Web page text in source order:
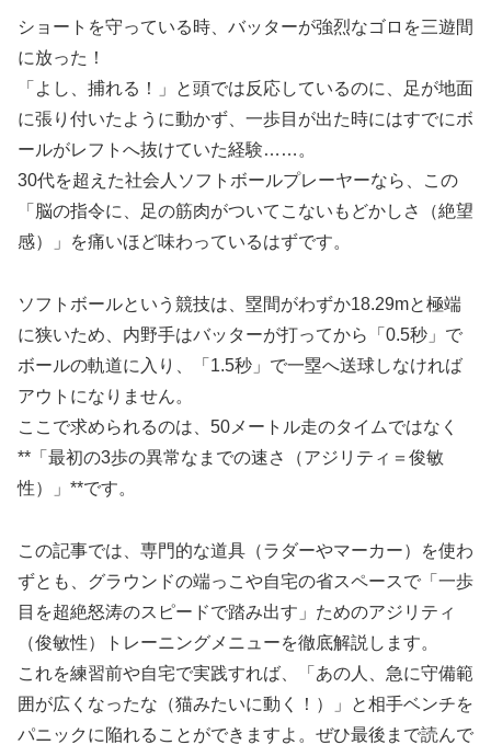
ショートを守っている時、バッターが強烈なゴロを三遊間
に放った！
「よし、捕れる！」と頭では反応しているのに、足が地面
に張り付いたように動かず、一歩目が出た時にはすでにボ
ールがレフトへ抜けていた経験……。
30代を超えた社会人ソフトボールプレーヤーなら、この
「脳の指令に、足の筋肉がついてこないもどかしさ（絶望
感）」を痛いほど味わっているはずです。
ソフトボールという競技は、塁間がわずか18.29mと極端
に狭いため、内野手はバッターが打ってから「0.5秒」で
ボールの軌道に入り、「1.5秒」で一塁へ送球しなければ
アウトになりません。
ここで求められるのは、50メートル走のタイムではなく
**「最初の3歩の異常なまでの速さ（アジリティ＝俊敏
性）」**です。
この記事では、専門的な道具（ラダーやマーカー）を使わ
ずとも、グラウンドの端っこや自宅の省スペースで「一歩
目を超絶怒涛のスピードで踏み出す」ためのアジリティ
（俊敏性）トレーニングメニューを徹底解説します。
これを練習前や自宅で実践すれば、「あの人、急に守備範
囲が広くなったな（猫みたいに動く！）」と相手ベンチを
パニックに陥れることができますよ。ぜひ最後まで読んで